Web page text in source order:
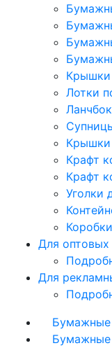
Крышки
Лотки
Крышки
Крафт
Крафт
Уголки
Для оптовых
Для
Бумажные
Бумажные